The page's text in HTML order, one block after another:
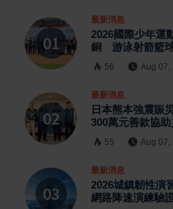
最新消息
2026國際少年運
銅 游泳射箭籃
56 Aug 07,
最新消息
日本熊本強震賑
300萬元善款協
55 Aug 07,
最新消息
2026城鎮韌性
網路降速演練驗